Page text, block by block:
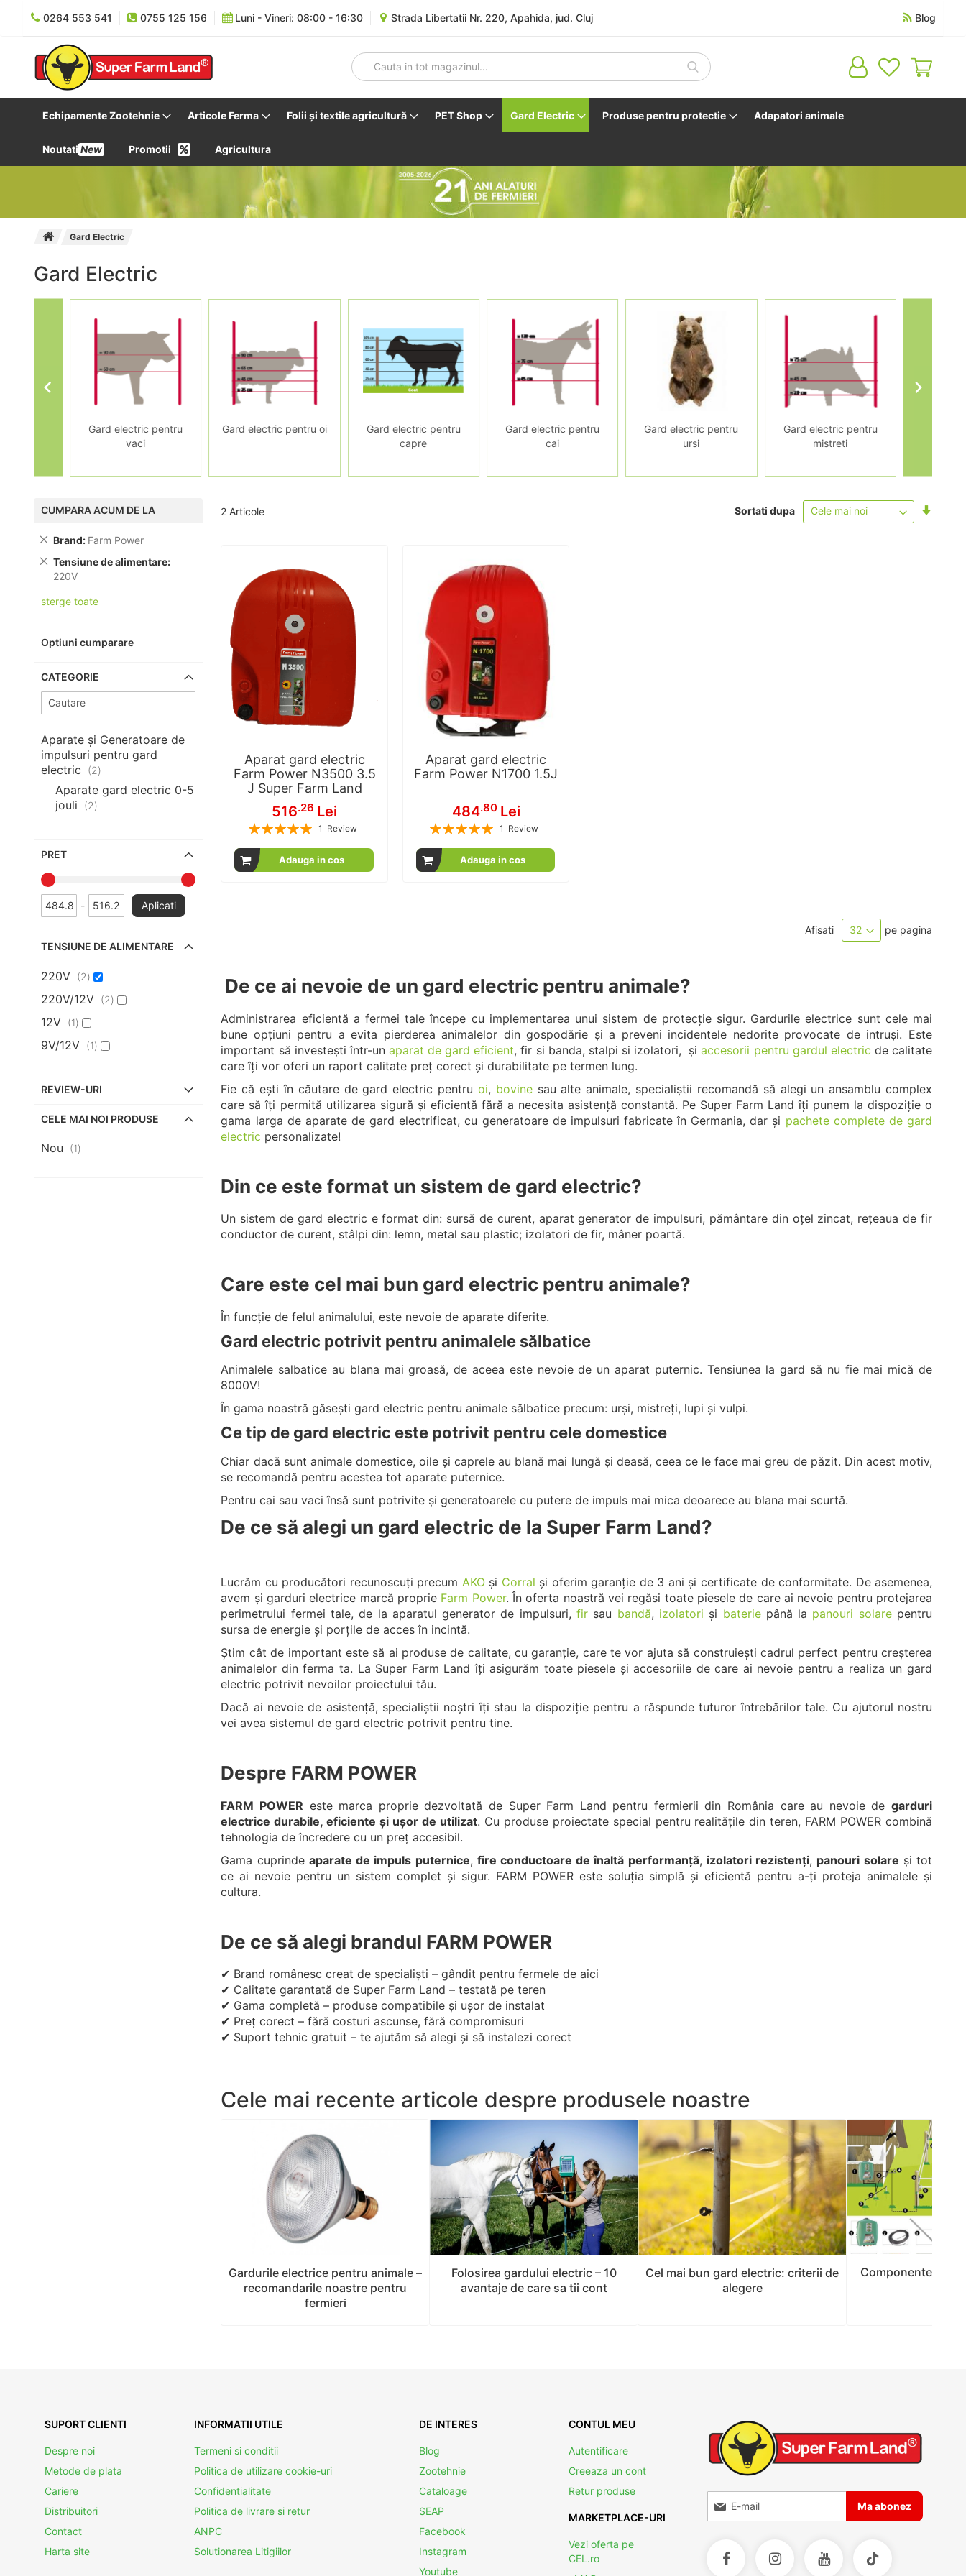
0264 553 541 0755 125 156 Luni - Vineri: 08:00 - 16:30 Strada Libertatii Nr. 220, Apahida, jud. Cluj Blog
Cosul
Echipamente Zootehnie Articole Ferma Folii și textile agricultură PET Shop Gard Electric Produse pentru protectie Adapatori animale
Noutati New Promotii Agricultura
Gard Electric
Gard Electric
Gard electric pentru
vaci
Gard electric pentru oi
Gard electric pentru
capre
Gard electric pentru
cai
Gard electric pentru
ursi
Gard electric pentru
mistreti
2 Articole Sortati dupa
Aparat gard electric
Farm Power N3500 3.5
J Super Farm Land
516.26 Lei
Rating:
1 Review
Adauga in cos
Aparat gard electric
Farm Power N1700 1.5J
484.80 Lei
Rating:
1 Review
Adauga in cos
Afisati pe pagina
De ce ai nevoie de un gard electric pentru animale?
Administrarea eficientă a fermei tale începe cu implementarea unui sistem de protecție sigur. Gardurile electrice sunt cele mai
bune opțiuni pentru a evita pierderea animalelor din gospodărie și a preveni incidentele nedorite provocate de intruși. Este
important să investești într-un aparat de gard eficient, fir si banda, stalpi si izolatori, șiaccesorii pentru gardul electric de calitate
care îți vor oferi un raport calitate preț corect și durabilitate pe termen lung.
Fie că ești în căutare de gard electric pentru oi, bovinesau alte animale, specialiștii recomandă să alegi un ansamblu complex
care să îți permită utilizarea sigură și eficientă fără a necesita asistență constantă. Pe Super Farm Land îți punem la dispoziție o
gama larga de aparate de gard electrificat, cu generatoare de impulsuri fabricate în Germania, dar și pachete complete de gard
electric personalizate!
Din ce este format un sistem de gard electric?
Un sistem de gard electric e format din: sursă de curent, aparat generator de impulsuri, pământare din oțel zincat, rețeaua de fir
conductor de curent, stâlpi din: lemn, metal sau plastic; izolatori de fir, mâner poartă.
Care este cel mai bun gard electric pentru animale?
În funcție de felul animalului, este nevoie de aparate diferite.
Gard electric potrivit pentru animalele sălbatice
Animalele salbatice au blana mai groasă, de aceea este nevoie de un aparat puternic. Tensiunea la gard să nu fie mai mică de
8000V!
În gama noastră găsești gard electric pentru animale sălbatice precum: urși, mistreți, lupi și vulpi.
Ce tip de gard electric este potrivit pentru cele domestice
Chiar dacă sunt animale domestice, oile și caprele au blană mai lungă și deasă, ceea ce le face mai greu de păzit. Din acest motiv,
se recomandă pentru acestea tot aparate puternice.
Pentru cai sau vaci însă sunt potrivite și generatoarele cu putere de impuls mai mica deoarece au blana mai scurtă.
De ce să alegi un gard electric de la Super Farm Land?
Lucrăm cu producători recunoscuți precum AKOși Corral și oferim garanție de 3 ani și certificate de conformitate. De asemenea,
avem și garduri electrice marcă proprie Farm Power. În oferta noastră vei regăsi toate piesele de care ai nevoie pentru protejarea
perimetrului fermei tale, de la aparatul generator de impulsuri,fir sau bandă, izolatori și bateriepână la panouri solare pentru
sursa de energie și porțile de acces în incintă.
Știm cât de important este să ai produse de calitate, cu garanție, care te vor ajuta să construiești cadrul perfect pentru creșterea
animalelor din ferma ta. La Super Farm Land îți asigurăm toate piesele și accesoriile de care ai nevoie pentru a realiza un gard
electric potrivit nevoilor proiectului tău.
Dacă ai nevoie de asistență, specialiștii noștri îți stau la dispoziție pentru a răspunde tuturor întrebărilor tale. Cu ajutorul nostru
vei avea sistemul de gard electric potrivit pentru tine.
Despre FARM POWER
FARM POWER este marca proprie dezvoltată de Super Farm Land pentru fermierii din România care au nevoie degarduri
electrice durabile, eficiente și ușor de utilizat. Cu produse proiectate special pentru realitățile din teren, FARM POWER combină
tehnologia de încredere cu un preț accesibil.
Gama cuprinde aparate de impuls puternice, fire conductoare de înaltă performanță, izolatori rezistenți, panouri solare și tot
ce ai nevoie pentru un sistem complet și sigur. FARM POWER este soluția simplă și eficientă pentru a-ți proteja animalele și
cultura.
De ce să alegi brandul FARM POWER
✔ Brand românesc creat de specialiști – gândit pentru fermele de aici
✔ Calitate garantată de Super Farm Land – testată pe teren
✔ Gama completă – produse compatibile și ușor de instalat
✔ Preț corect – fără costuri ascunse, fără compromisuri
✔ Suport tehnic gratuit – te ajutăm să alegi și să instalezi corect
Cele mai recente articole despre produsele noastre
Gardurile electrice pentru animale –
recomandarile noastre pentru
fermieri
Folosirea gardului electric – 10
avantaje de care sa tii cont
Cel mai bun gard electric: criterii de
alegere
Componentele
CUMPARA ACUM DE LA
Brand Farm Power
Tensiune de alimentare
220V
sterge toate
Optiuni cumparare
CATEGORIE
Aparate și Generatoare de
impulsuri pentru gard
electric
2articole
Aparate gard electric 0-5
jouli
2articole
PRET
- Aplicati
TENSIUNE DE ALIMENTARE
220V 2articole
220V/12V 2articole
12V 1articol
9V/12V 1articol
REVIEW-URI
CELE MAI NOI PRODUSE
Nou 1articol
SUPORT CLIENTI
Despre noi
Metode de plata
Cariere
Distribuitori
Contact
Harta site
INFORMATII UTILE
Termeni si conditii
Politica de utilizare cookie-uri
Confidentialitate
Politica de livrare si retur
ANPC
Solutionarea Litigiilor
DE INTERES
Blog
Zootehnie
Cataloage
SEAP
Facebook
Instagram
Youtube
CONTUL MEU
Autentificare
Creeaza un cont
Retur produse
MARKETPLACE-URI
Vezi oferta pe
CEL.ro
Inscrieti-va la Buletinele noastre informative
Ma abonez